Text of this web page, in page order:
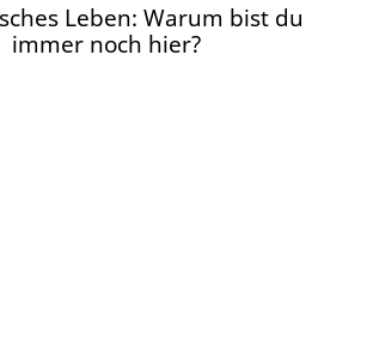
Leben: Warum bist du
immer noch hier?